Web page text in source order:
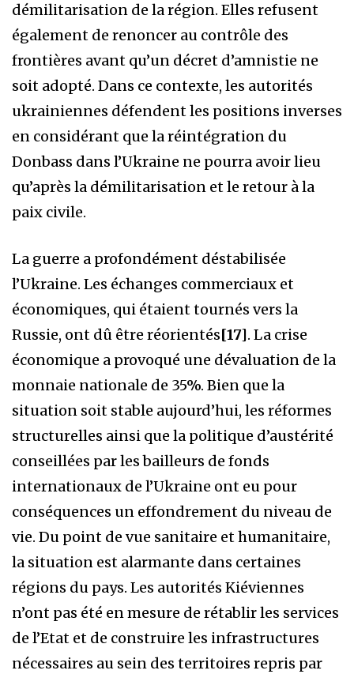
démilitarisation de la région. Elles refusent
également de renoncer au contrôle des
frontières avant qu’un décret d’amnistie ne
soit adopté. Dans ce contexte, les autorités
ukrainiennes défendent les positions inverses
en considérant que la réintégration du
Donbass dans l’Ukraine ne pourra avoir lieu
qu’après la démilitarisation et le retour à la
paix civile.
La guerre a profondément déstabilisée
l’Ukraine. Les échanges commerciaux et
économiques, qui étaient tournés vers la
Russie, ont dû être réorientés[17]. La crise
économique a provoqué une dévaluation de la
monnaie nationale de 35%. Bien que la
situation soit stable aujourd’hui, les réformes
structurelles ainsi que la politique d’austérité
conseillées par les bailleurs de fonds
internationaux de l’Ukraine ont eu pour
conséquences un effondrement du niveau de
vie. Du point de vue sanitaire et humanitaire,
la situation est alarmante dans certaines
régions du pays. Les autorités Kiéviennes
n’ont pas été en mesure de rétablir les services
de l’Etat et de construire les infrastructures
nécessaires au sein des territoires repris par